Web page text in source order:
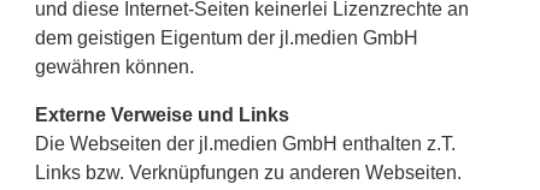
und diese Internet-Seiten keinerlei Lizenzrechte an
dem geistigen Eigentum der jl.medien GmbH
gewähren können.
Externe Verweise und Links
Die Webseiten der jl.medien GmbH enthalten z.T.
Links bzw. Verknüpfungen zu anderen Webseiten.